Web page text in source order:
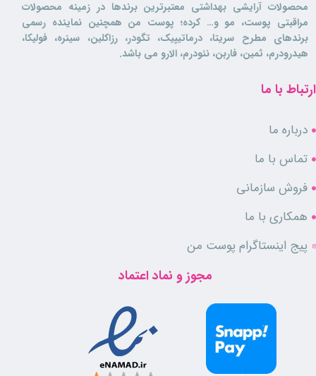
محصولات آرایشی بهداشتی معتبرترین برندها در زمینه محصولات
مراقبتی پوست، مو و… کرده؛ پوست من همچنین نماینده رسمی
برندهای مطرح سریتا، درماتیپیک، تگودر، رزاکلین، سینره، فولیکا،
هیدرودرم، ثمین، فاربن، نئودرم، الارو می باشد.
ارتباط با ما
درباره ما
تماس با ما
فروش سازمانی
همکاری با ما
پیج اینستاگرام پوست من
مجوز و نماد اعتماد